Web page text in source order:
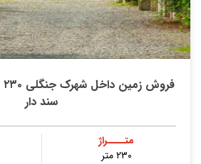
سند دار
متــــراژ
۲۳۰ متر